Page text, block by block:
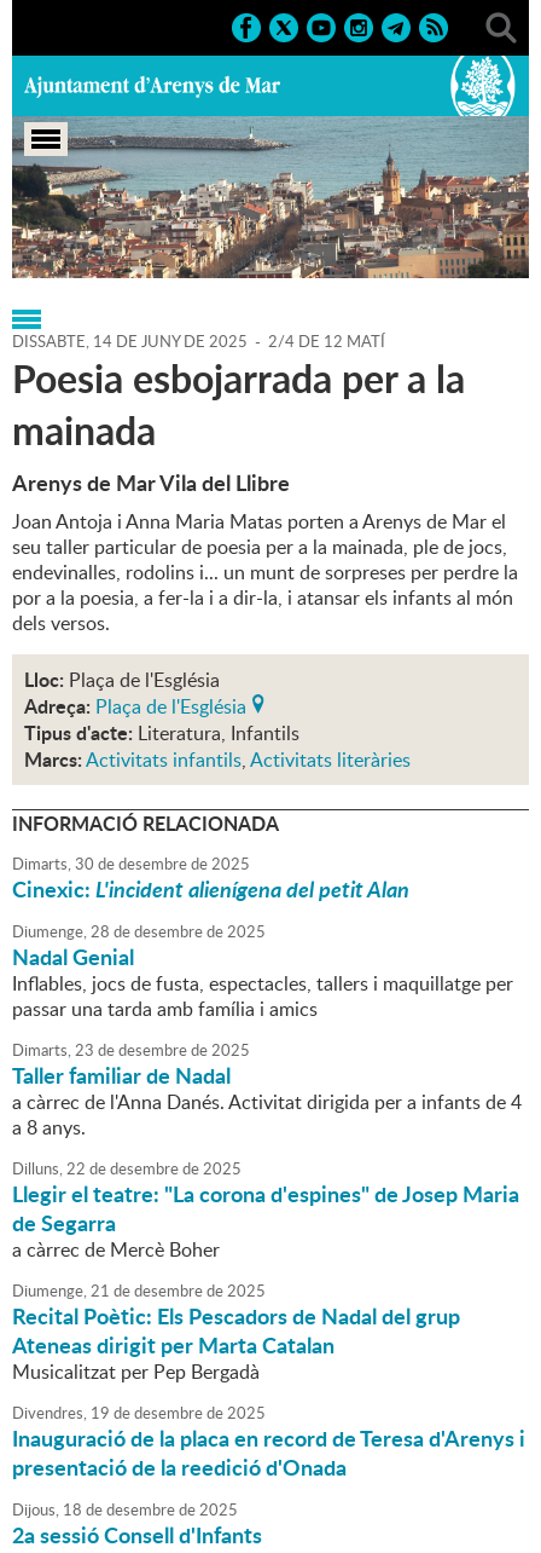
Portada > Regidories > Cultura > Agenda > 14-06-2025
DISSABTE, 14 DE JUNY DE 2025 - 2/4 DE 12 MATÍ
Poesia esbojarrada per a la
mainada
Arenys de Mar Vila del Llibre
Joan Antoja i Anna Maria Matas porten a Arenys de Mar el
seu taller particular de poesia per a la mainada, ple de jocs,
endevinalles, rodolins i... un munt de sorpreses per perdre la
por a la poesia, a fer-la i a dir-la, i atansar els infants al món
dels versos.
Lloc: Plaça de l'Església
Adreça: Plaça de l'Església
Tipus d'acte: Literatura, Infantils
Marcs:Activitats infantils,Activitats literàries
INFORMACIÓ RELACIONADA
Dimarts,30 dedesembrede2025
Cinexic:L'incident alienígena del petit Alan
Diumenge,28 dedesembrede2025
Nadal Genial
Inflables, jocs de fusta, espectacles, tallers i maquillatge per
passar una tarda amb família i amics
Dimarts,23 dedesembrede2025
Taller familiar de Nadal
a càrrec de l'Anna Danés. Activitat dirigida per a infants de 4
a 8 anys.
Dilluns,22 dedesembrede2025
Llegir el teatre: "La corona d'espines" de Josep Maria
de Segarra
a càrrec de Mercè Boher
Diumenge,21 dedesembrede2025
Recital Poètic: Els Pescadors de Nadal del grup
Ateneas dirigit per Marta Catalan
Musicalitzat per Pep Bergadà
Divendres, 19 dedesembrede2025
Inauguració de la placa en record de Teresa d'Arenys i
presentació de la reedició d'Onada
Dijous, 18 dedesembrede2025
2a sessió Consell d'Infants